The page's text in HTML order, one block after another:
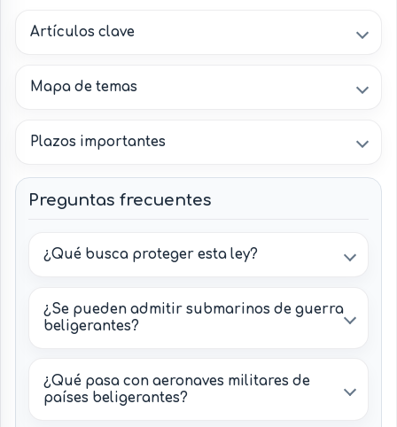
Aeroplano o nave
Aeronave militar de país beligerante
Embarcación vinculada a una
Artículos clave
Mapa de temas
Plazos importantes
Preguntas frecuentes
¿Qué busca proteger esta ley?
¿Se pueden admitir submarinos de guerra
beligerantes?
¿Qué pasa con aeronaves militares de
países beligerantes?